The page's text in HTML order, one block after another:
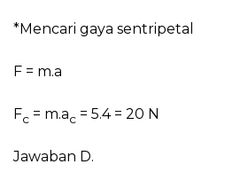
*Mencari gaya sentripetal
F = m.a
Fc = m.ac = 5.4 = 20 N
Jawaban D.